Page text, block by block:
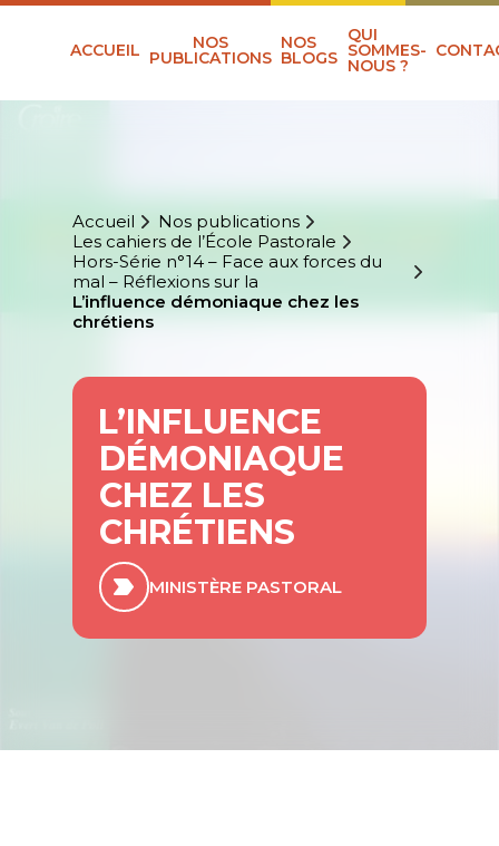
ACCUEIL NOS
PUBLICATIONS
NOS
BLOGS
QUI
SOMMES-
NOUS ?
Accueil
Nos publications
Les cahiers de l’École Pastorale
Hors-Série n°14 – Face aux forces du
mal – Réflexions sur la
L’influence démoniaque chez les
chrétiens
L’INFLUENCE
DÉMONIAQUE
CHEZ LES
CHRÉTIENS
MINISTÈRE PASTORAL